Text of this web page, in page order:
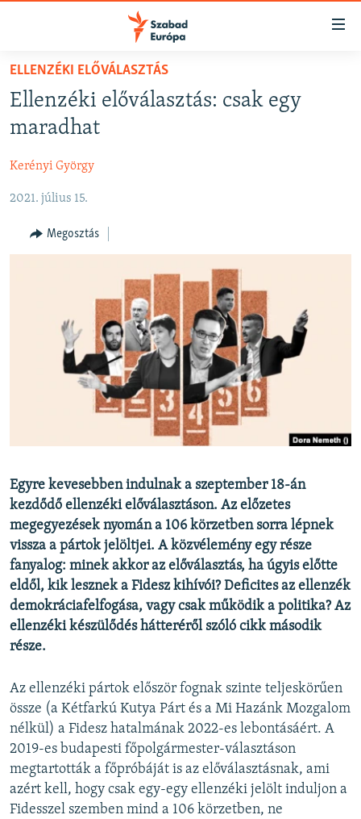
Akadálymentes
Ugrás
fő
oldalra
Ugrás
NAPIRENDEN
AKTUÁLIS
VIDEÓK
ELEMZŐ
NER15
DEMOKRÁCIA
A PÉNZ NYOMÁBAN
EURÓPAI UNIÓ
KÖVESSEN MINKET!
Valamennyi RFE/RL weboldal
ELLENZÉKI ELŐVÁLASZTÁS
Ellenzéki előválasztás: csak egy
maradhat
Kerényi György
2021. július 15.
Megosztás
Egyre kevesebben indulnak a szeptember 18-án
kezdődő ellenzéki előválasztáson. Az előzetes
megegyezések nyomán a 106 körzetben sorra lépnek
vissza a pártok jelöltjei. A közvélemény egy része
fanyalog: minek akkor az előválasztás, ha úgyis előtte
eldől, kik lesznek a Fidesz kihívói? Deficites az ellenzék
demokráciafelfogása, vagy csak működik a politika? Az
ellenzéki készülődés hátteréről szóló cikk második
része.
Az ellenzéki pártok először fognak szinte teljeskörűen
össze (a Kétfarkú Kutya Párt és a Mi Hazánk Mozgalom
nélkül) a Fidesz hatalmának 2022-es lebontásáért. A
2019-es budapesti főpolgármester-választáson
megtartották a főpróbáját is az előválasztásnak, ami
azért kell, hogy csak egy-egy ellenzéki jelölt induljon a
Fidesszel szemben mind a 106 körzetben, ne